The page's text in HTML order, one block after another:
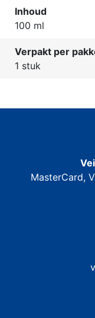
Inhoud
100 ml
Verpakt per
1 stuk
MasterCard,